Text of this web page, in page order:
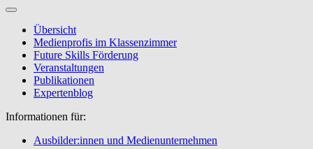
Übersicht
Medienprofis im Klassenzimmer
Future Skills Förderung
Veranstaltungen
Publikationen
Expertenblog
Informationen für:
Ausbilder:innen und Medienunternehmen